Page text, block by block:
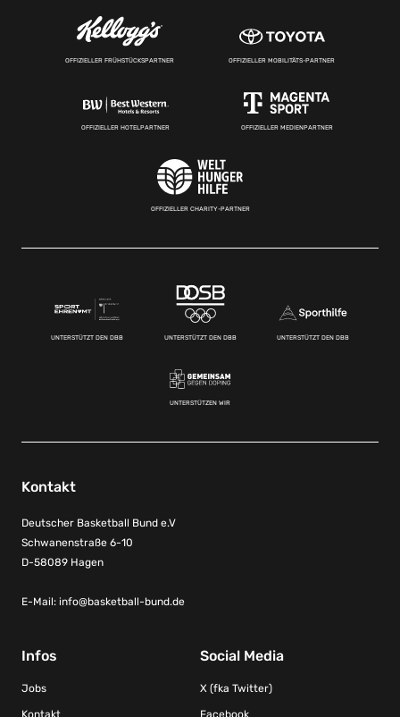
OFFIZIELLER FRÜHSTÜCKSPARTNER OFFIZIELLER MOBILITÄTS-PARTNER
OFFIZIELLER HOTELPARTNER OFFIZIELLER MEDIENPARTNER
OFFIZIELLER CHARITY-PARTNER
UNTERSTÜTZT DEN DBB UNTERSTÜTZT DEN DBB UNTERSTÜTZT DEN DBB
UNTERSTÜTZEN WIR
Kontakt
Deutscher Basketball Bund e.V
Schwanenstraße 6-10
D-58089 Hagen
E-Mail: info@basketball-bund.de
Infos
Jobs
Kontakt
Social Media
X (fka Twitter)
Facebook